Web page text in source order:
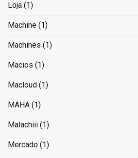
Loja (1)
Machine (1)
Machines (1)
Macios (1)
Macloud (1)
MAHA (1)
Malachiii (1)
Mercado (1)